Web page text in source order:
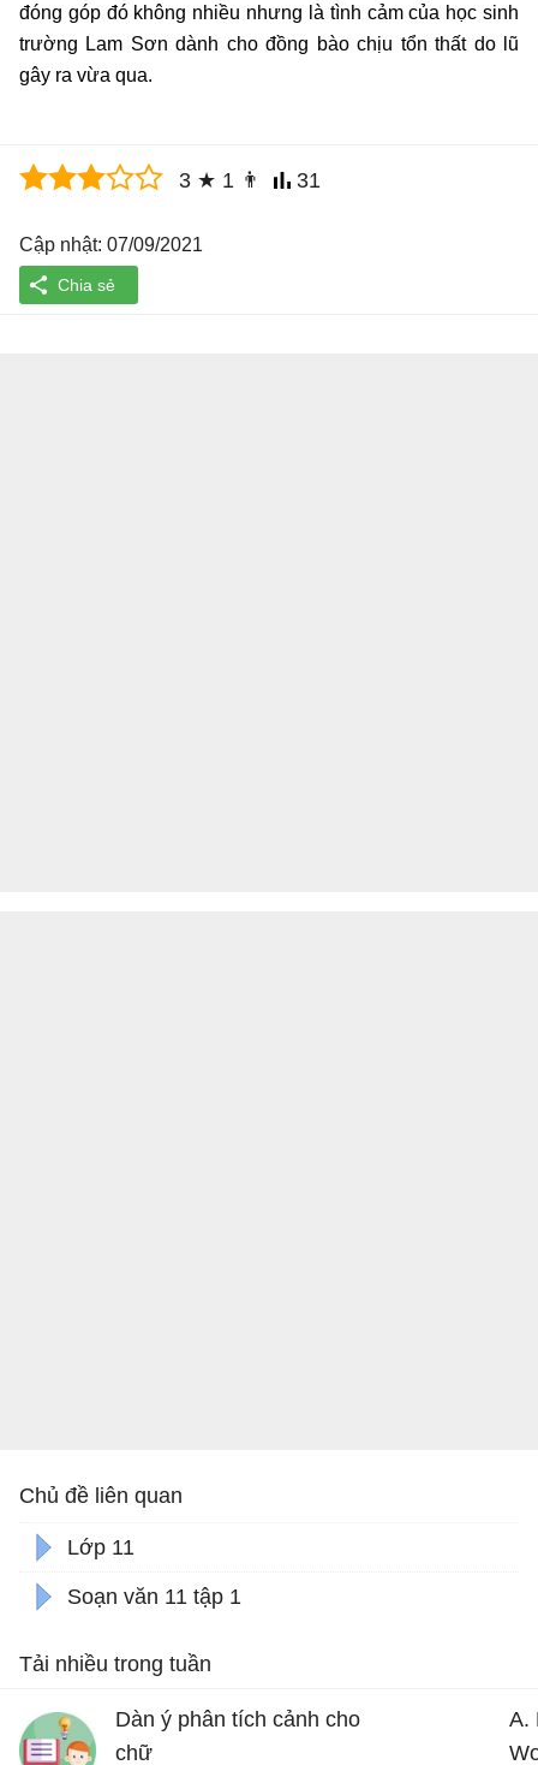
đóng góp đó không nhiều nhưng là tình cảm của học sinh
trường Lam Sơn dành cho đồng bào chịu tổn thất do lũ
gây ra vừa qua.
3 ★ 1 👨 31
Cập nhật: 07/09/2021
Chủ đề liên quan
Lớp 11
Soạn văn 11 tập 1
Tải nhiều trong tuần
Dàn ý phân tích cảnh cho
chữ
A.